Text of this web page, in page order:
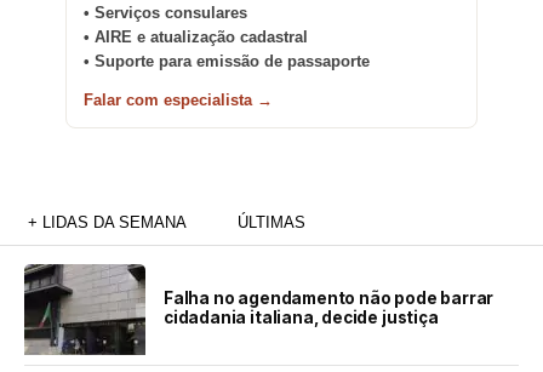
• Serviços consulares
• AIRE e atualização cadastral
• Suporte para emissão de passaporte
Falar com especialista →
+ LIDAS DA SEMANA ÚLTIMAS
Falha no agendamento não pode barrar
cidadania italiana, decide justiça